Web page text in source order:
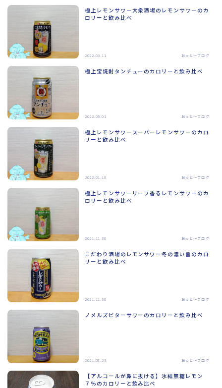
極上レモンサワー大衆酒場のレモンサワーのカ
ロリーと飲み比べ
2022.03.11 おっと～ブログ
極上宝焼酎タンチューのカロリーと飲み比べ
2022.03.01 おっと～ブログ
極上レモンサワースーパーレモンサワーのカロ
リーと飲み比べ
2022.01.18 おっと～ブログ
極上レモンサワーリーフ香るレモンサワーのカ
ロリーと飲み比べ
2021.11.30 おっと～ブログ
こだわり酒場のレモンサワー冬の濃い旨のカロ
リーと飲み比べ
2021.11.30 おっと～ブログ
ノメルズビターサワーのカロリーと飲み比べ
2021.07.23 おっと～ブログ
【アルコールが鼻に抜ける】氷結無糖レモン
７％のカロリーと飲み比べ